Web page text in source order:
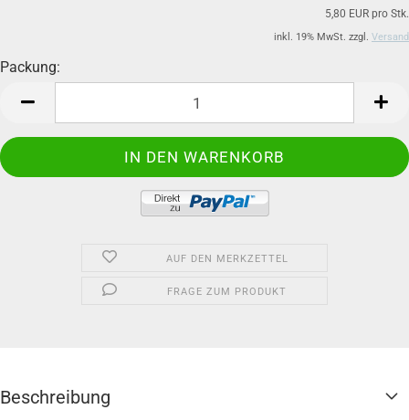
5,80 EUR pro Stk.
inkl. 19% MwSt. zzgl. Versand
Packung:
AUF DEN MERKZETTEL
FRAGE ZUM PRODUKT
Beschreibung